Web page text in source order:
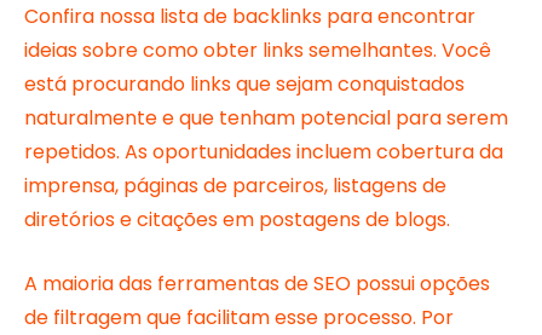
Confira nossa lista de backlinks para encontrar
ideias sobre como obter links semelhantes. Você
está procurando links que sejam conquistados
naturalmente e que tenham potencial para serem
repetidos. As oportunidades incluem cobertura da
imprensa, páginas de parceiros, listagens de
diretórios e citações em postagens de blogs.
A maioria das ferramentas de SEO possui opções
de filtragem que facilitam esse processo. Por